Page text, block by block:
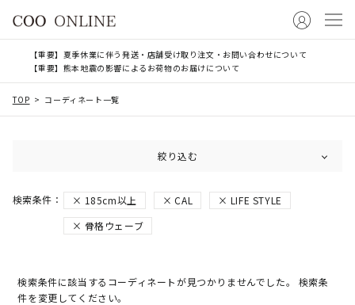
【重要】夏季休業に伴う発送・店舗受け取り注文・お問い合わせについて
【重要】熊本地震の影響によるお荷物のお届けについて
TOP コーディネート一覧
絞り込む
185cm以上 CAL
LIFE STYLE
骨格ウェーブ
検索条件に該当するコーディネートが見つかりませんでした。 検索条
件を変更してください。